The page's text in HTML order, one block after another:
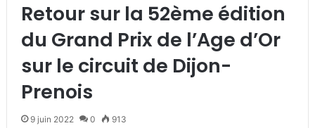
Retour sur la 52ème édition
du Grand Prix de l’Age d’Or
sur le circuit de Dijon-
Prenois
9 juin 2022 0 913